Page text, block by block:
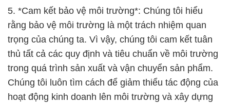
5. *Cam kết bảo vệ môi trường*: Chúng tôi hiểu
rằng bảo vệ môi trường là một trách nhiệm quan
trọng của chúng ta. Vì vậy, chúng tôi cam kết tuân
thủ tất cả các quy định và tiêu chuẩn về môi trường
trong quá trình sản xuất và vận chuyển sản phẩm.
Chúng tôi luôn tìm cách để giảm thiểu tác động của
hoạt động kinh doanh lên môi trường và xây dựng